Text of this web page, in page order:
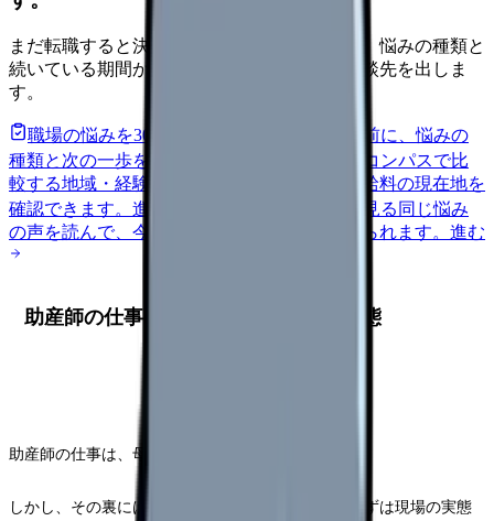
まだ転職すると決めていなくても大丈夫です。悩みの種類と
続いている期間から、次に見るべき記事と相談先を出しま
す。
職場の悩みを30秒で診断
辞めるべきか迷う前に、悩みの
種類と次の一歩を整理します。
給料コンパスで比
較する地域・経験年数・施設形態から、今の給料の現在地を
確認できます。 進む 匿名掲示板で本音を見る 同じ悩み
の声を読んで、今の職場だけの問題か確かめられます。 進む
助産師の仕事の困難さとは？現場の実態
助産師の仕事は、母子の命を守る尊い職業です。
しかし、その裏には多くの困難が潜んでいます。まずは現場の実態